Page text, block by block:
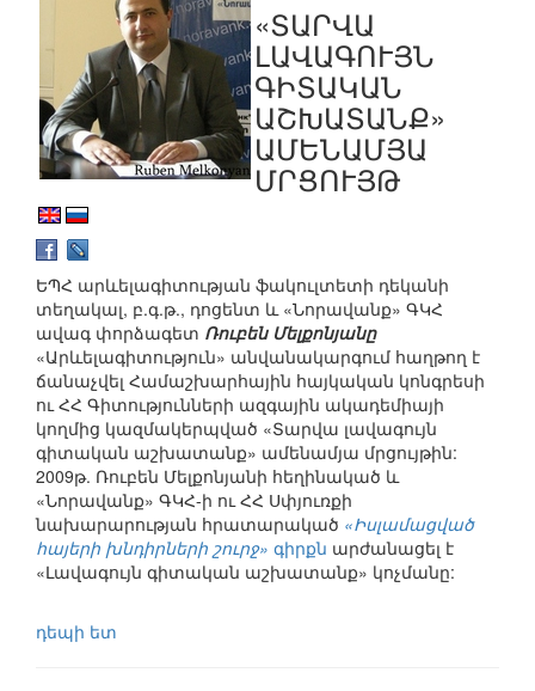
«ՏԱՐՎԱ
ԼԱՎԱԳՈՒՅՆ
ԳԻՏԱԿԱՆ
ԱՇԽԱՏԱՆՔ»
ԱՄԵՆԱՄՅԱ
ՄՐՑՈՒՅԹ
ԵՊՀ արևելագիտության ֆակուլտետի դեկանի
տեղակալ, բ.գ.թ., դոցենտ և «Նորավանք» ԳԿՀ
ավագ փորձագետ Ռուբեն Մելքոնյանը
«Արևելագիտություն» անվանակարգում հաղթող է
ճանաչվել Համաշխարհային հայկական կոնգրեսի
ու ՀՀ Գիտությունների ազգային ակադեմիայի
կողմից կազմակերպված «Տարվա լավագույն
գիտական աշխատանք» ամենամյա մրցույթին:
2009թ. Ռուբեն Մելքոնյանի հեղինակած և
«Նորավանք» ԳԿՀ-ի ու ՀՀ Սփյուռքի
նախարարության հրատարակած «Իսլամացված
հայերի խնդիրների շուրջ» գիրքն արժանացել է
«Լավագույն գիտական աշխատանք» կոչմանը:
դեպի ետ